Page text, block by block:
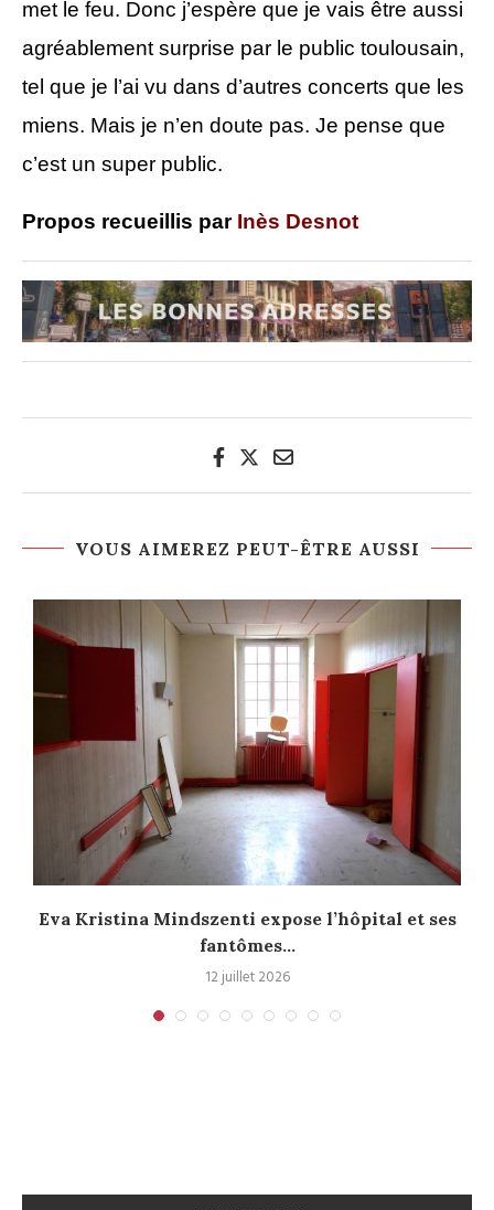
met le feu. Donc j’espère que je vais être aussi
agréablement surprise par le public toulousain,
tel que je l’ai vu dans d’autres concerts que les
miens. Mais je n’en doute pas. Je pense que
c’est un super public.
Propos recueillis par Inès Desnot
VOUS AIMEREZ PEUT-ÊTRE AUSSI
Eva Kristina Mindszenti expose l’hôpital et ses
fantômes...
12 juillet 2026